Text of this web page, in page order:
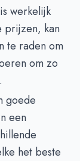
werkelijk
prijzen, kan
te raden om
om zo
goede
een
het beste